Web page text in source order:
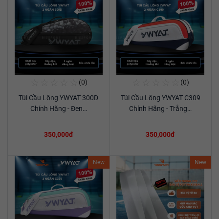
Xem chi tiết
(0)
Túi Cầu Lông YWYAT 300D
Chính Hãng - Đen…
350,000đ
Xem chi tiết
(0)
Túi Cầu Lông YWYAT C309
Chính Hãng - Trắng…
350,000đ
New New